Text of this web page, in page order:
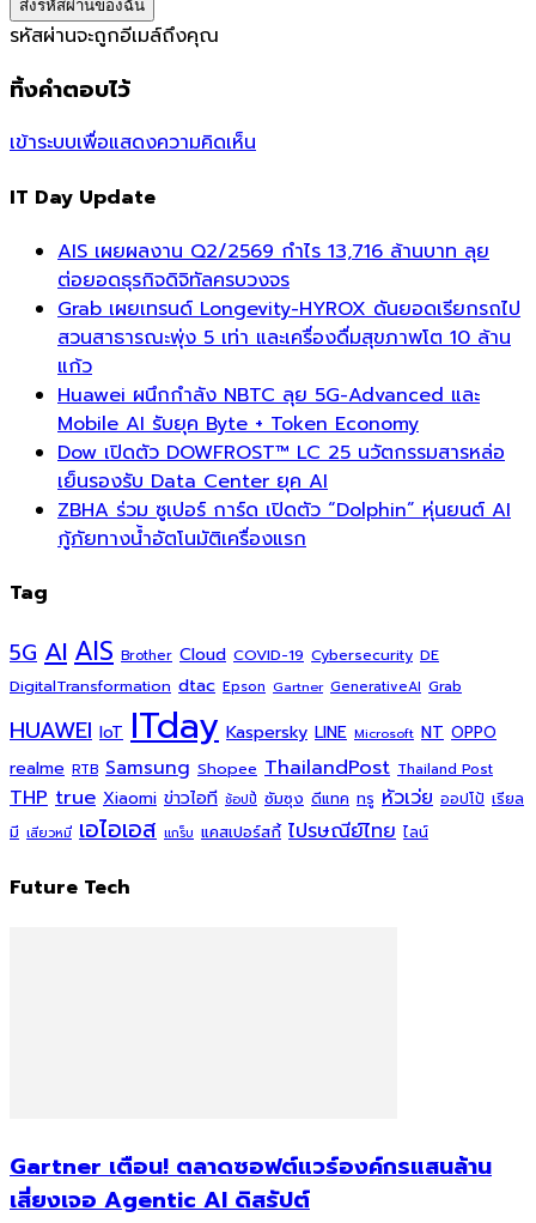
รหัสผ่านจะถูกอีเมล์ถึงคุณ
ทิ้งคำตอบไว้
เข้าระบบเพื่อแสดงความคิดเห็น
IT Day Update
AIS เผยผลงาน Q2/2569 กำไร 13,716 ล้านบาท ลุย
ต่อยอดธุรกิจดิจิทัลครบวงจร
Grab เผยเทรนด์ Longevity-HYROX ดันยอดเรียกรถไป
สวนสาธารณะพุ่ง 5 เท่า และเครื่องดื่มสุขภาพโต 10 ล้าน
แก้ว
Huawei ผนึกกำลัง NBTC ลุย 5G-Advanced และ
Mobile AI รับยุค Byte + Token Economy
Dow เปิดตัว DOWFROST™ LC 25 นวัตกรรมสารหล่อ
เย็นรองรับ Data Center ยุค AI
ZBHA ร่วม ซูเปอร์ การ์ด เปิดตัว “Dolphin” หุ่นยนต์ AI
กู้ภัยทางน้ำอัตโนมัติเครื่องแรก
Tag
5G AIAIS Brother Cloud COVID-19 Cybersecurity DE
DigitalTransformation dtac Epson Gartner GenerativeAI Grab
HUAWEI IoT ITday Kaspersky LINE Microsoft NT OPPO
realme RTB Samsung Shopee ThailandPost Thailand Post
THP true Xiaomi ข่าวไอที ช้อปปี้ ซัมซุง ดีแทค ทรู หัวเว่ย ออปโป้ เรียล
มี เสียวหมี่ เอไอเอส แกร็บ แคสเปอร์สกี้ ไปรษณีย์ไทย ไลน์
Future Tech
Gartner เตือน! ตลาดซอฟต์แวร์องค์กรแสนล้าน
เสี่ยงเจอ Agentic AI ดิสรัปต์